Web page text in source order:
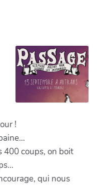
!
400 coups, on boit
qui nous